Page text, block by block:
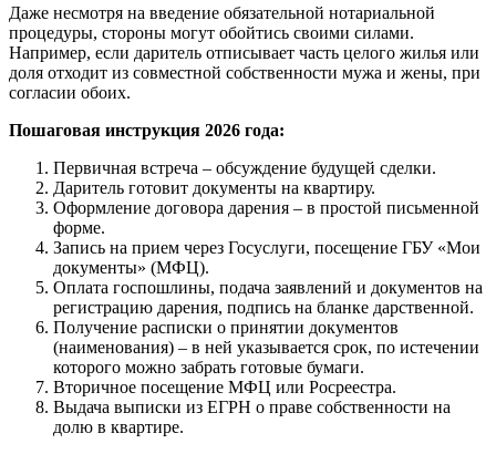
Даже несмотря на введение обязательной нотариальной
процедуры, стороны могут обойтись своими силами.
Например, если даритель отписывает часть целого жилья или
доля отходит из совместной собственности мужа и жены, при
согласии обоих.
Пошаговая инструкция 2026 года:
Первичная встреча – обсуждение будущей сделки.
Даритель готовит документы на квартиру.
Оформление договора дарения – в простой письменной
форме.
Запись на прием через Госуслуги, посещение ГБУ «Мои
документы» (МФЦ).
Оплата госпошлины, подача заявлений и документов на
регистрацию дарения, подпись на бланке дарственной.
Получение расписки о принятии документов
(наименования) – в ней указывается срок, по истечении
которого можно забрать готовые бумаги.
Вторичное посещение МФЦ или Росреестра.
Выдача выписки из ЕГРН о праве собственности на
долю в квартире.